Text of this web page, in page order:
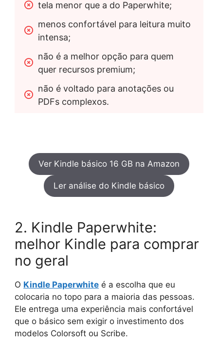
tela menor que a do Paperwhite;
menos confortável para leitura muito
intensa;
não é a melhor opção para quem
quer recursos premium;
não é voltado para anotações ou
PDFs complexos.
Ver Kindle básico 16 GB na Amazon
Ler análise do Kindle básico
2. Kindle Paperwhite:
melhor Kindle para comprar
no geral
O Kindle Paperwhite é a escolha que eu
colocaria no topo para a maioria das pessoas.
Ele entrega uma experiência mais confortável
que o básico sem exigir o investimento dos
modelos Colorsoft ou Scribe.